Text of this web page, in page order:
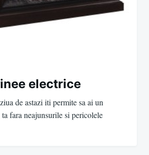
electrice
de astazi iti permite sa ai un
fara neajunsurile si pericolele